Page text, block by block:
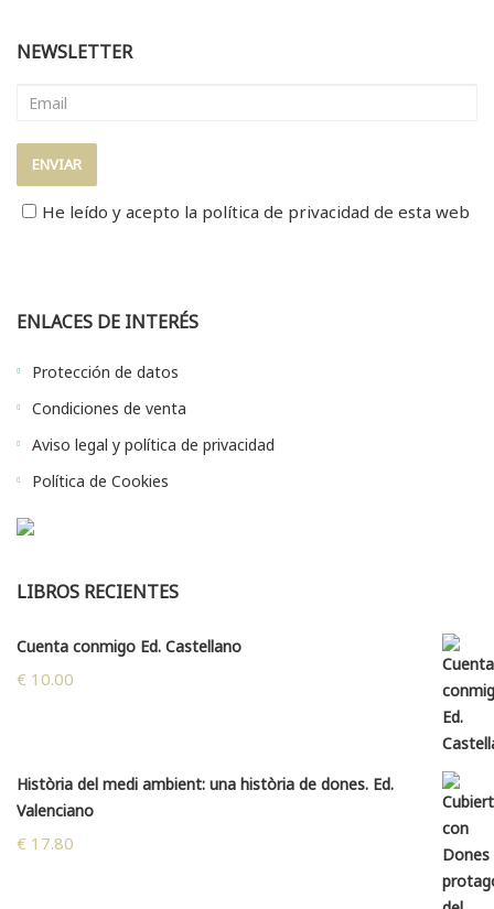
NEWSLETTER
He leído y acepto la política de privacidad de esta web
ENLACES DE INTERÉS
Protección de datos
Condiciones de venta
Aviso legal y política de privacidad
Política de Cookies
LIBROS RECIENTES
Cuenta conmigo Ed. Castellano
€ 10.00
Història del medi ambient: una història de dones. Ed.
Valenciano
€ 17.80